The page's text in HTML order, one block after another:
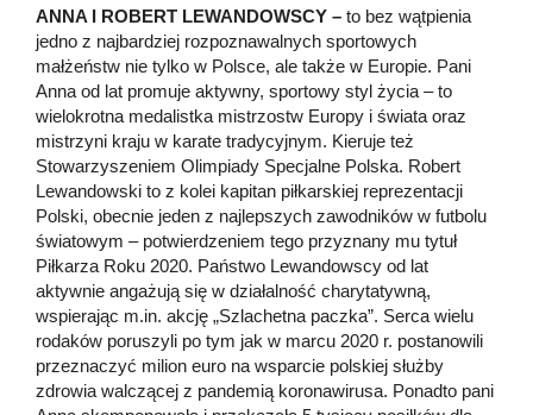
ANNA I ROBERT LEWANDOWSCY – to bez wątpienia
jedno z najbardziej rozpoznawalnych sportowych
małżeństw nie tylko w Polsce, ale także w Europie. Pani
Anna od lat promuje aktywny, sportowy styl życia – to
wielokrotna medalistka mistrzostw Europy i świata oraz
mistrzyni kraju w karate tradycyjnym. Kieruje też
Stowarzyszeniem Olimpiady Specjalne Polska. Robert
Lewandowski to z kolei kapitan piłkarskiej reprezentacji
Polski, obecnie jeden z najlepszych zawodników w futbolu
światowym – potwierdzeniem tego przyznany mu tytuł
Piłkarza Roku 2020. Państwo Lewandowscy od lat
aktywnie angażują się w działalność charytatywną,
wspierając m.in. akcję „Szlachetna paczka”. Serca wielu
rodaków poruszyli po tym jak w marcu 2020 r. postanowili
przeznaczyć milion euro na wsparcie polskiej służby
zdrowia walczącej z pandemią koronawirusa. Ponadto pani